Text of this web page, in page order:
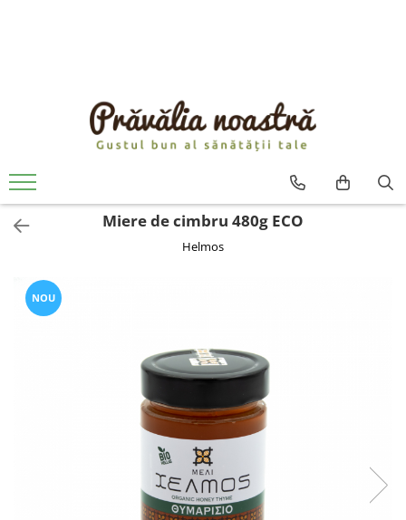
ULEIURI ȘI UNTURI
MĂSLINE
NUCI ȘI SEMINȚE
FRUCTE DESHIDRATATE
ÎNDULCITORI NATURALI / MIERE
OȚETURI ȘI SOSURI
SOSURI
BĂUTURI / LAPTE VEGETAL
CREME ȘI PASTE TARTINABILE
CIOCOLATĂ ȘI CACAO
Miere de cimbru 480g ECO
Helmos
NOU